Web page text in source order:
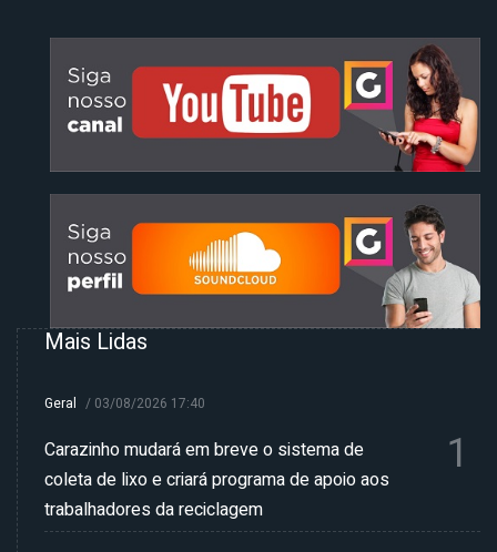
Mais Lidas
Geral / 03/08/2026 17:40
Carazinho mudará em breve o sistema de
coleta de lixo e criará programa de apoio aos
trabalhadores da reciclagem
1